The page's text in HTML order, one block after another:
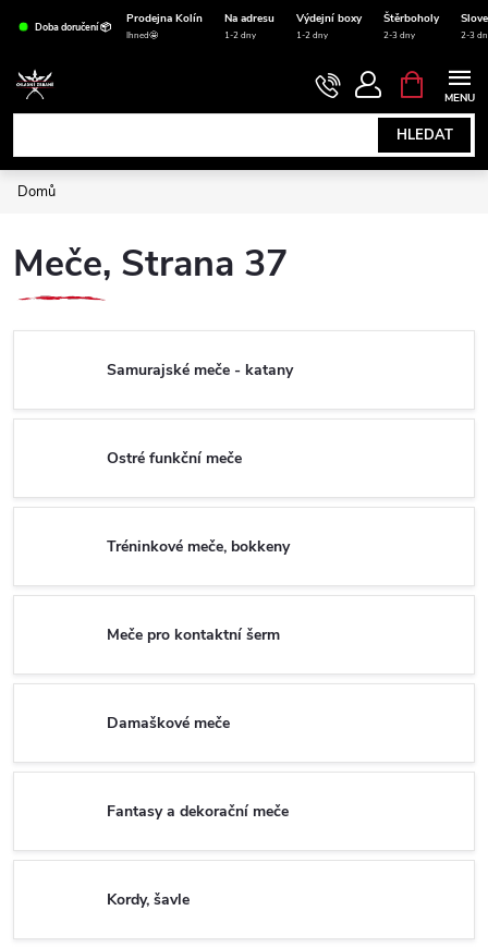
obsah
Doba doručení 📦
Prodejna Kolín Na adresu Výdejní boxy Štěrboholy
Ihned🤩 1-2 dny 1-2 dny 2-3 dny 2-3
HLEDAT
NÁKUPNÍ
KOŠÍK
Domů
Meče, Strana 37
Samurajské meče - katany
Ostré funkční meče
Tréninkové meče, bokkeny
Meče pro kontaktní šerm
Damaškové meče
Fantasy a dekorační meče
Kordy, šavle